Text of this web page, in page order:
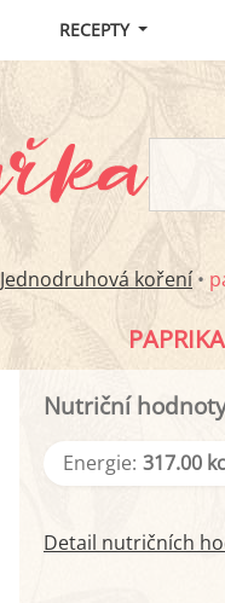
RECEPTY
Jednodruhová koření•
Nutriční
Energie: 317.00
Detail nutričních